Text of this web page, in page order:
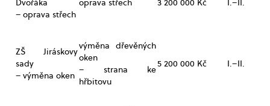
Dvořáka
– oprava střech
oprava střech 3 200 000 Kč I.–II.
ZŠ Jiráskovy
sady
– výměna oken
výměna dřevěných
oken
– strana ke
hřbitovu
5 200 000 Kč I.–II.